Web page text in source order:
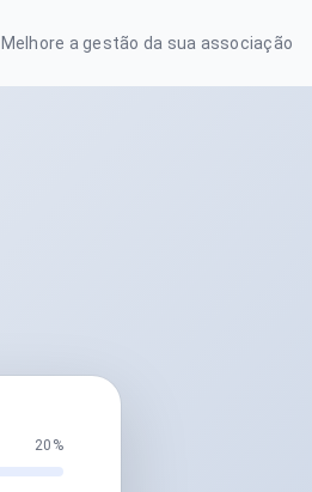
Melhore a gestão da sua associação
20%